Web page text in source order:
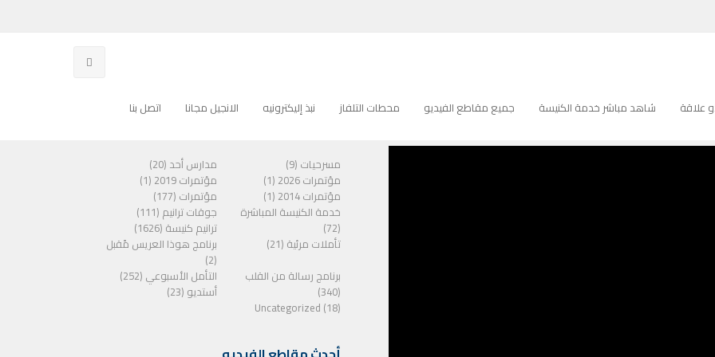
علاقة شاهد مباشر خدمة الكنيسة جميع مقاطع الفيديو محطات التلفاز نبذ إليكترونيه الانجيل مجانا اتصل بنا الفئات
مسرحيات (9)
مدارس أحد (20)
مؤتمرات 2026 (1)
مؤتمرات 2019 (1)
مؤتمرات 2014 (1)
مؤتمرات (177)
خدمة الكنيسة المباشرة
(72)
جوقات ترانيم (111)
ترانيم كنيسة (1626)
تأملات مرئية (21)
برنامج هوذا العريس مًقبل
(2)
برنامج رسالة من القلب
(340)
التأمل الأسبوعي (252)
أستديو (23)
Uncategorized (18)